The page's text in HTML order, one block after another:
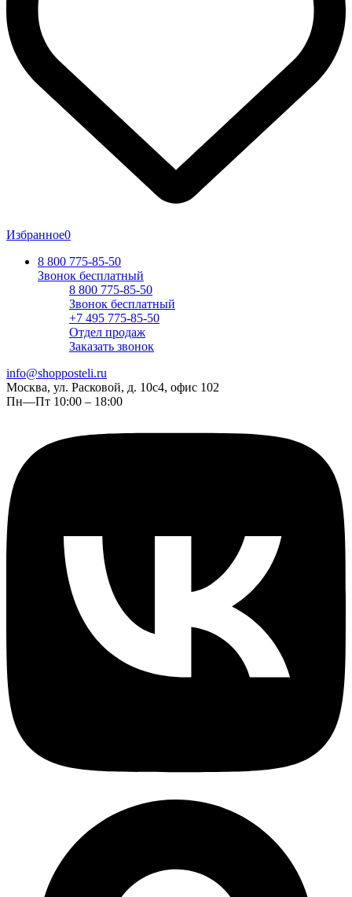
Избранное0
8 800 775-85-50
Звонок бесплатный
8 800 775-85-50
Звонок бесплатный
+7 495 775-85-50
Отдел продаж
Заказать звонок
info@shopposteli.ru
Москва, ул. Расковой, д. 10с4, офис 102
Пн—Пт 10:00 – 18:00